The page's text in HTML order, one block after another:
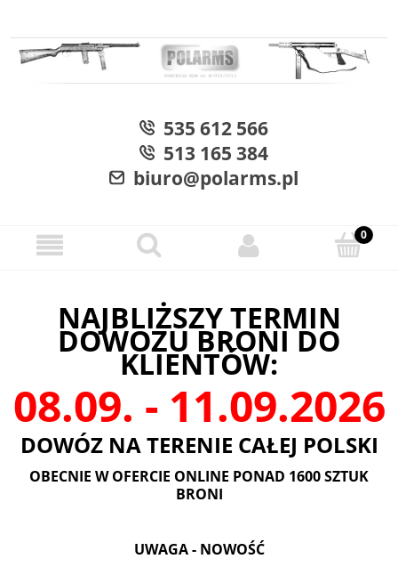
535 612 566
513 165 384
biuro@polarms.pl
NAJBLIŻSZY TERMIN
DOWOZU BRONI DO
KLIENTÓW:
08.09. - 11.09.2026
DOWÓZ NA TERENIE CAŁEJ POLSKI
OBECNIE W OFERCIE ONLINE PONAD 1600 SZTUK
BRONI
UWAGA - NOWOŚĆ